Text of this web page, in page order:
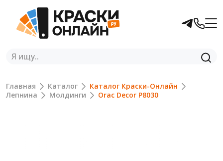
Главная Каталог
Каталог Краски-Онлайн
Лепнина
Молдинги Orac Decor P8030